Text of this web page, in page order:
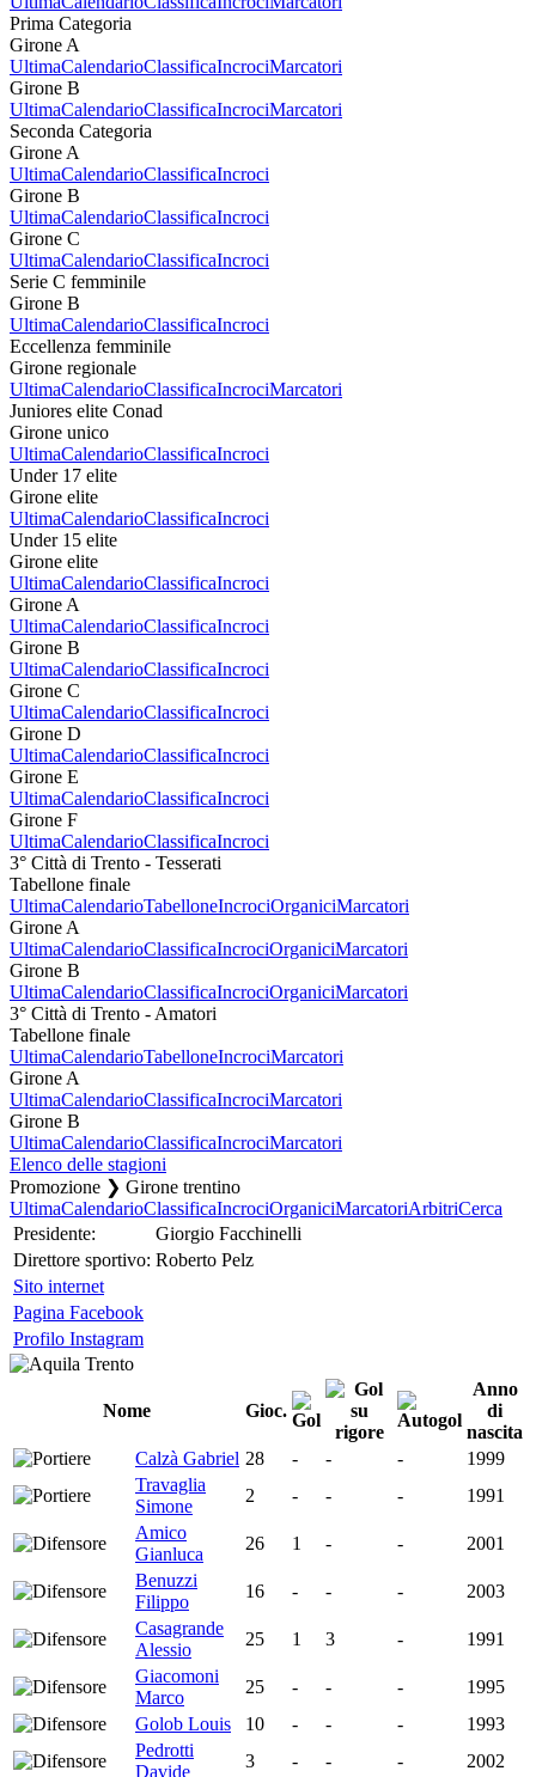
Prima Categoria
Girone A
UltimaCalendarioClassificaIncrociMarcatori
Girone B
UltimaCalendarioClassificaIncrociMarcatori
Seconda Categoria
Girone A
UltimaCalendarioClassificaIncroci
Girone B
UltimaCalendarioClassificaIncroci
Girone C
UltimaCalendarioClassificaIncroci
Serie C femminile
Girone B
UltimaCalendarioClassificaIncroci
Eccellenza femminile
Girone regionale
UltimaCalendarioClassificaIncrociMarcatori
Juniores elite Conad
Girone unico
UltimaCalendarioClassificaIncroci
Under 17 elite
Girone elite
UltimaCalendarioClassificaIncroci
Under 15 elite
Girone elite
UltimaCalendarioClassificaIncroci
Girone A
UltimaCalendarioClassificaIncroci
Girone B
UltimaCalendarioClassificaIncroci
Girone C
UltimaCalendarioClassificaIncroci
Girone D
UltimaCalendarioClassificaIncroci
Girone E
UltimaCalendarioClassificaIncroci
Girone F
UltimaCalendarioClassificaIncroci
3° Città di Trento - Tesserati
Tabellone finale
UltimaCalendarioTabelloneIncrociOrganiciMarcatori
Girone A
UltimaCalendarioClassificaIncrociOrganiciMarcatori
Girone B
UltimaCalendarioClassificaIncrociOrganiciMarcatori
3° Città di Trento - Amatori
Tabellone finale
UltimaCalendarioTabelloneIncrociMarcatori
Girone A
UltimaCalendarioClassificaIncrociMarcatori
Girone B
UltimaCalendarioClassificaIncrociMarcatori
Elenco delle stagioni
Promozione ❯ Girone trentino
UltimaCalendarioClassificaIncrociOrganiciMarcatoriArbitriCerca
Presidente:
Giorgio Facchinelli
Direttore sportivo: Roberto Pelz
Sito internet
Pagina Facebook
Profilo Instagram
Nome Gioc.
Anno
di
nascita
Calzà Gabriel 28 - - -
1999
Travaglia
Simone
2 - - -
1991
Amico
Gianluca
26 1 - -
2001
Benuzzi
Filippo
16 - - -
2003
Casagrande
Alessio
25 1 3 -
1991
Giacomoni
Marco
25 - - -
1995
Golob Louis
10 - - -
1993
Pedrotti
Davide
3 - - - 2002